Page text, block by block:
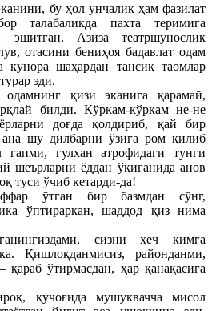
бу ҳол унчалик ҳам фазилат
талабаликда пахта теримига
эшитган. Азиза театршунослик
отасини бениҳоя бадавлат одам
кунора шаҳардан тансиқ таомлар
эди.
қизи эканига қарамай,
билди. Кўркам-кўркам не-не
доғда қолдириб, қай бир
шу дилбарни ўзига ром қилиб
гулхан атрофидаги тунги
шеърларни ёддан ўқиганида анов
туси ўчиб кетарди-да!
ўтган бир базмдан сўнг,
ўптираркан, шаддод қиз нима
сизни ҳеч кимга
Қишлоқданмисиз, районданми,
ўтирмасдан, ҳар қанақасига
қучоғида мушуквачча мисол